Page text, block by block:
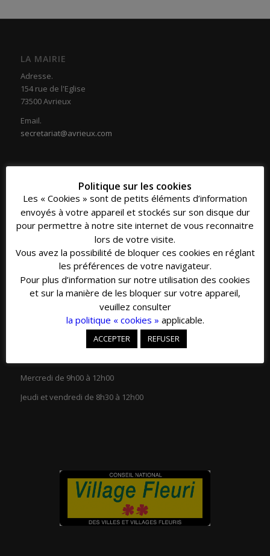
LA MAIRIE
Adresse.
154 rue de l'Eglise
73500 Avrieux
Email.
secretariat@avrieux.com
COORDONNÉES
Téléphone.
Fax.
04 79 20 39 30
HORAIRES D’OUVERTURE
Mercredi de 9h00 à 12h00
Jeudi et vendredi de 8h30 à 12h00
Politique sur les cookies
Les « Cookies » sont de petits éléments d’information
envoyés à votre appareil et stockés sur son disque dur
pour permettre à notre site internet de vous reconnaitre
lors de votre visite.
Vous avez la possibilité de bloquer ces cookies en réglant
les préférences de votre navigateur.
Pour plus d’information sur notre utilisation des cookies
et sur la manière de les bloquer sur votre appareil,
veuillez consulter
la politique « cookies » applicable.
ACCEPTER REFUSER